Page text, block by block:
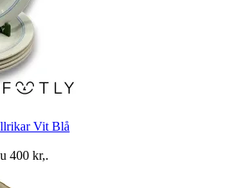
Vit Blå
400 kr,.